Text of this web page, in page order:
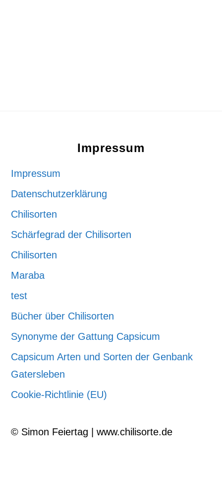
Impressum
Impressum
Datenschutzerklärung
Chilisorten
Schärfegrad der Chilisorten
Chilisorten
Maraba
test
Bücher über Chilisorten
Synonyme der Gattung Capsicum
Capsicum Arten und Sorten der Genbank
Gatersleben
Cookie-Richtlinie (EU)
© Simon Feiertag | www.chilisorte.de